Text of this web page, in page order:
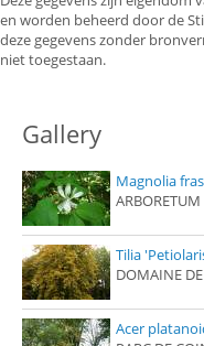
en worden beheerd door de
deze gegevens zonder
niet toegestaan.
Gallery
Magnolia
Tilia
DOMAINE
Acer